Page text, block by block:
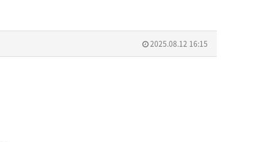
2025.08.12 16:15